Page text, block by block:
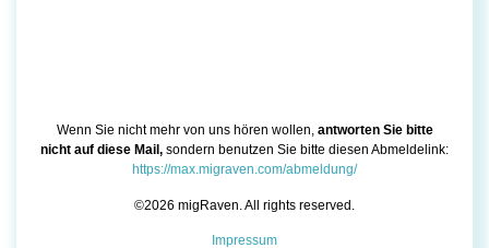
Wenn Sie nicht mehr von uns hören wollen, antworten Sie bitte
nicht auf diese Mail, sondern benutzen Sie bitte diesen Abmeldelink:
https://max.migraven.com/abmeldung/
©2026 migRaven. All rights reserved.
Impressum